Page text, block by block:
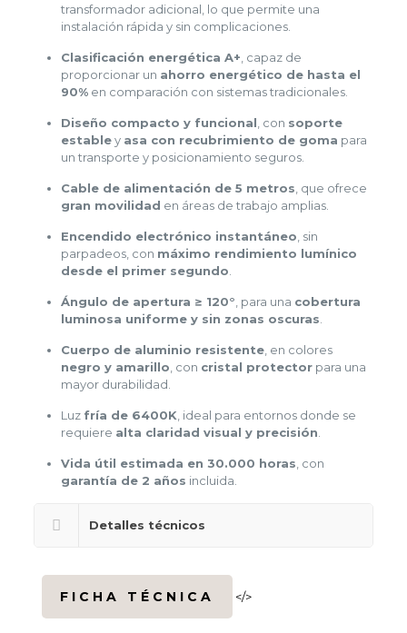
transformador adicional, lo que permite una
instalación rápida y sin complicaciones.
Clasificación energética A+ , capaz de
proporcionar un ahorro energético de hasta el
90%en comparación con sistemas tradicionales.
Diseño compacto y funcional , con soporte
establey asa con recubrimiento de goma para
un transporte y posicionamiento seguros.
Cable de alimentación de 5 metros , que ofrece
gran movilidad en áreas de trabajo amplias.
Encendido electrónico instantáneo , sin
parpadeos, con máximo rendimiento lumínico
desde el primer segundo
Ángulo de apertura ≥ 120° , para una cobertura
luminosa uniforme y sin zonas oscuras
Cuerpo de aluminio resistente, en colores
negro y amarillo , con cristal protectorpara una
mayor durabilidad.
Luz fría de 6400K , ideal para entornos donde se
requiere alta claridad visual y precisión
Vida útil estimada en 30.000 horas , con
garantía de 2 años incluida.
Detalles técnicos
FICHA TÉCNICA </>